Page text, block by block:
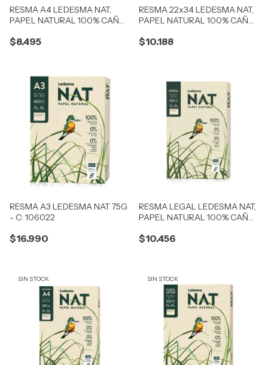
RESMA A4 LEDESMA NAT,
PAPEL NATURAL 100% CAÑA
$8.495
RESMA 22x34 LEDESMA NAT,
PAPEL NATURAL 100% CAÑA
$10.188
RESMA A3 LEDESMA NAT 75G
- C: 106022
$16.990
RESMA LEGAL LEDESMA NAT,
PAPEL NATURAL 100% CAÑA
$10.456
SIN STOCK SIN STOCK